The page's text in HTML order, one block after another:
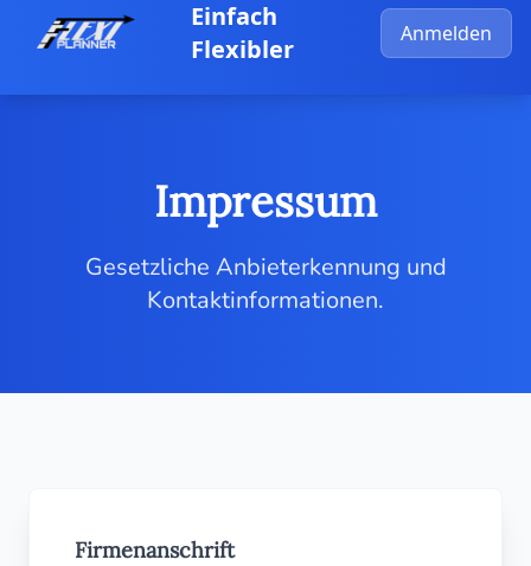
Zum Hauptinhalt springenEinfach
Flexibler
Anmelden
Impressum
Gesetzliche Anbieterkennung und
Kontaktinformationen.
Firmenanschrift